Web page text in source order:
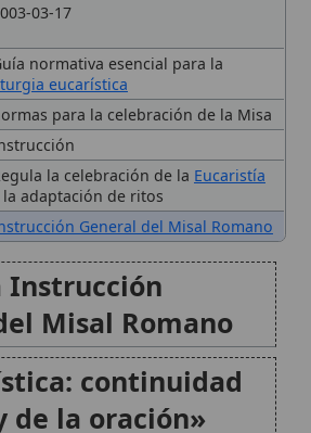
para la celebración de la Misa
la celebración de laEucaristía
adaptación de ritos
General del Misal Romano
Misal Romano
continuidad
la oración»
el impulso
sin ruptura